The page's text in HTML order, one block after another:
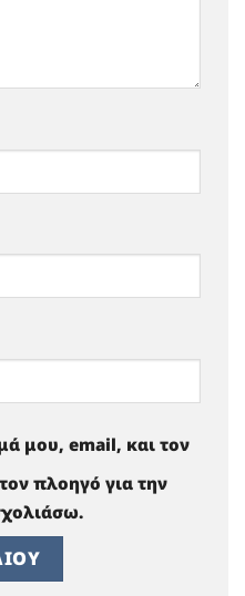
μου, email, και τον
πλοηγό για την